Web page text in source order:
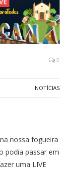
0
NOTÍCIAS
nossa fogueira
podia passar em
uma LIVE